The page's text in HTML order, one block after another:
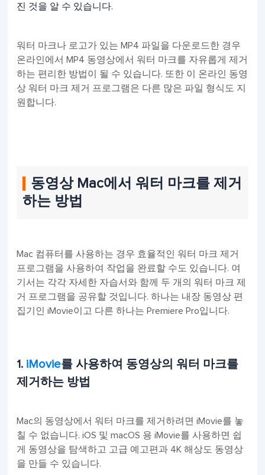
진 것을 알 수 있습니다.
워터 마크나 로고가 있는 MP4 파일을 다운로드한 경우
온라인에서 MP4 동영상에서 워터 마크를 자유롭게 제거
하는 편리한 방법이 될 수 있습니다. 또한 이 온라인 동영
상 워터 마크 제거 프로그램은 다른 많은 파일 형식도 지
원합니다.
동영상 Mac에서 워터 마크를 제거
하는 방법
Mac 컴퓨터를 사용하는 경우 효율적인 워터 마크 제거
프로그램을 사용하여 작업을 완료할 수도 있습니다. 여
기서는 각각 자세한 자습서와 함께 두 개의 워터 마크 제
거 프로그램을 공유할 것입니다. 하나는 내장 동영상 편
집기인 iMovie이고 다른 하나는 Premiere Pro입니다.
1. iMovie를 사용하여 동영상의 워터 마크를
제거하는 방법
Mac의 동영상에서 워터 마크를 제거하려면 iMovie를 놓
칠 수 없습니다. iOS 및 macOS 용 iMovie를 사용하면 쉽
게 동영상을 탐색하고 고급 예고편과 4K 해상도 동영상
을 만들 수 있습니다.